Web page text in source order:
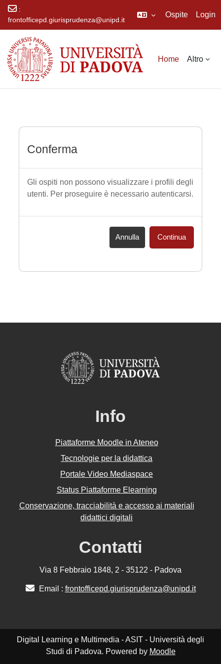
:
frontofficepd.giurisprudenza@unipd.it
Ospite Login
Home Altro
Conferma
Gli ospiti non possono visualizzare i profili degli
utenti. Per proseguire è necessario autenticarsi.
Annulla Continua
Info
Piattaforme Moodle in Ateneo
Tecnologie per la didattica
Portale Video Mediaspace
Status Piattaforme Elearning
Conservazione, tracciabilità e accesso ai materiali
didattici digitali
Contatti
Via 8 Febbraio 1848, 2 - 35122 - Padova
Email : frontofficepd.giurisprudenza@unipd.it
Digital Learning e Multimedia - ASIT - Università degli
Studi di Padova. Powered by Moodle